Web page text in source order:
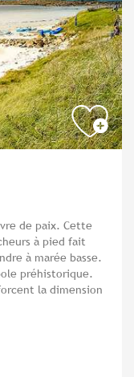
de paix. Cette
à pied fait
à marée basse.
préhistorique.
la dimension